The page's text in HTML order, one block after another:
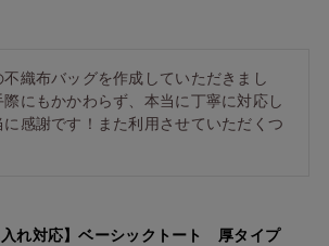
織布バッグを作成していただきまし
にもかかわらず、本当に丁寧に対応し
感謝です！また利用させていただくつ
入れ対応】ベーシックトート 厚タイプ